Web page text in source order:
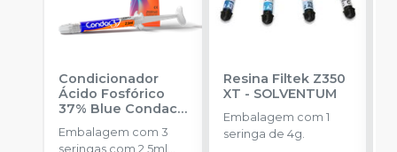
Condicionador
Ácido Fosfórico
37% Blue Condac-
FGM
Embalagem com 3
seringas com 2,5ml
Resina Filtek Z350
XT - SOLVENTUM
Embalagem com 1
seringa de 4g.